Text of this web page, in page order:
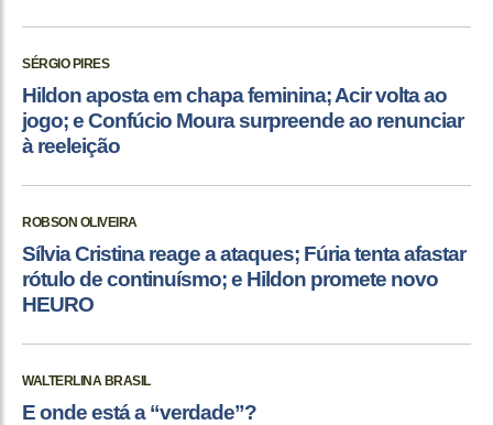
SÉRGIO PIRES
Hildon aposta em chapa feminina; Acir volta ao
jogo; e Confúcio Moura surpreende ao renunciar
à reeleição
ROBSON OLIVEIRA
Sílvia Cristina reage a ataques; Fúria tenta afastar
rótulo de continuísmo; e Hildon promete novo
HEURO
WALTERLINA BRASIL
E onde está a “verdade”?